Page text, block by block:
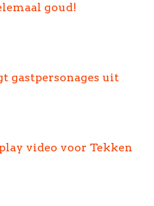
goud!
gastpersonages uit
video voor Tekken